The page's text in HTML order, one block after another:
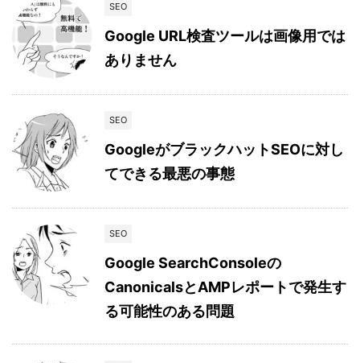
SEO
Google URL検査ツールは画像用では
ありません
SEO
GoogleがブラックハットSEOに対し
てできる最悪の事態
SEO
Google SearchConsoleの
CanonicalsとAMPレポートで発生す
る可能性のある問題